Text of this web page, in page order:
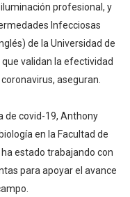
profesional, y
Infecciosas
de la Universidad de
validan la efectividad
aseguran.
de covid-19, Anthony
en la Facultad de
estado trabajando con
para apoyar el avance